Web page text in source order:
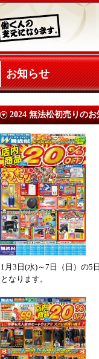
お知らせ
2024 無法松初売りのお
1月3日(水)～7日（日）の5
となります。